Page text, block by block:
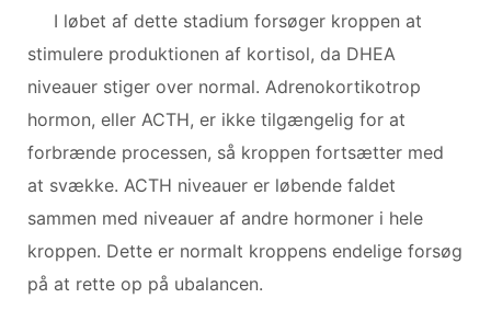
I løbet af dette stadium forsøger kroppen at
stimulere produktionen af kortisol, da DHEA
niveauer stiger over normal. Adrenokortikotrop
hormon, eller ACTH, er ikke tilgængelig for at
forbrænde processen, så kroppen fortsætter med
at svække. ACTH niveauer er løbende faldet
sammen med niveauer af andre hormoner i hele
kroppen. Dette er normalt kroppens endelige forsøg
på at rette op på ubalancen.